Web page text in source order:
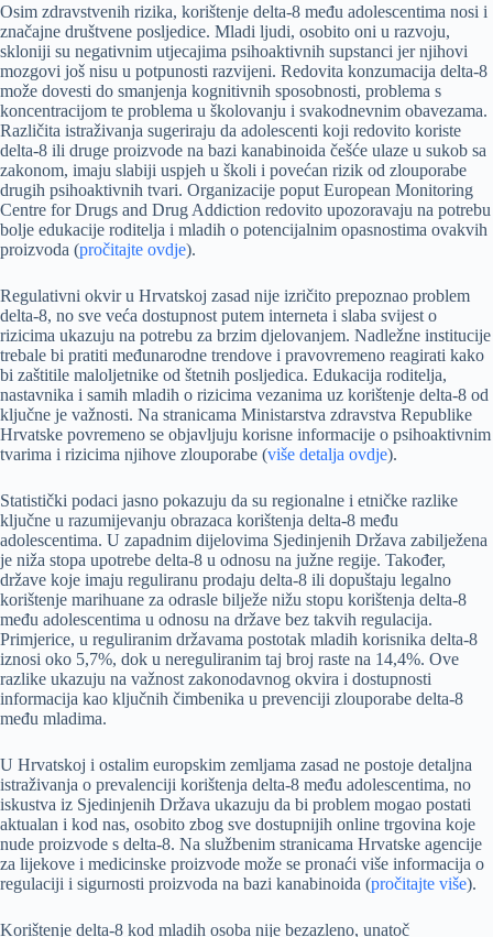
Osim zdravstvenih rizika, korištenje delta-8 među adolescentima nosi i
značajne društvene posljedice. Mladi ljudi, osobito oni u razvoju,
skloniji su negativnim utjecajima psihoaktivnih supstanci jer njihovi
mozgovi još nisu u potpunosti razvijeni. Redovita konzumacija delta-8
može dovesti do smanjenja kognitivnih sposobnosti, problema s
koncentracijom te problema u školovanju i svakodnevnim obavezama.
Različita istraživanja sugeriraju da adolescenti koji redovito koriste
delta-8 ili druge proizvode na bazi kanabinoida češće ulaze u sukob sa
zakonom, imaju slabiji uspjeh u školi i povećan rizik od zlouporabe
drugih psihoaktivnih tvari. Organizacije poput European Monitoring
Centre for Drugs and Drug Addiction redovito upozoravaju na potrebu
bolje edukacije roditelja i mladih o potencijalnim opasnostima ovakvih
proizvoda (pročitajte ovdje).
Regulativni okvir u Hrvatskoj zasad nije izričito prepoznao problem
delta-8, no sve veća dostupnost putem interneta i slaba svijest o
rizicima ukazuju na potrebu za brzim djelovanjem. Nadležne institucije
trebale bi pratiti međunarodne trendove i pravovremeno reagirati kako
bi zaštitile maloljetnike od štetnih posljedica. Edukacija roditelja,
nastavnika i samih mladih o rizicima vezanima uz korištenje delta-8 od
ključne je važnosti. Na stranicama Ministarstva zdravstva Republike
Hrvatske povremeno se objavljuju korisne informacije o psihoaktivnim
tvarima i rizicima njihove zlouporabe (više detalja ovdje).
Statistički podaci jasno pokazuju da su regionalne i etničke razlike
ključne u razumijevanju obrazaca korištenja delta-8 među
adolescentima. U zapadnim dijelovima Sjedinjenih Država zabilježena
je niža stopa upotrebe delta-8 u odnosu na južne regije. Također,
države koje imaju reguliranu prodaju delta-8 ili dopuštaju legalno
korištenje marihuane za odrasle bilježe nižu stopu korištenja delta-8
među adolescentima u odnosu na države bez takvih regulacija.
Primjerice, u reguliranim državama postotak mladih korisnika delta-8
iznosi oko 5,7%, dok u nereguliranim taj broj raste na 14,4%. Ove
razlike ukazuju na važnost zakonodavnog okvira i dostupnosti
informacija kao ključnih čimbenika u prevenciji zlouporabe delta-8
među mladima.
U Hrvatskoj i ostalim europskim zemljama zasad ne postoje detaljna
istraživanja o prevalenciji korištenja delta-8 među adolescentima, no
iskustva iz Sjedinjenih Država ukazuju da bi problem mogao postati
aktualan i kod nas, osobito zbog sve dostupnijih online trgovina koje
nude proizvode s delta-8. Na službenim stranicama Hrvatske agencije
za lijekove i medicinske proizvode može se pronaći više informacija o
regulaciji i sigurnosti proizvoda na bazi kanabinoida (pročitajte više).
Korištenje delta-8 kod mladih osoba nije bezazleno, unatoč